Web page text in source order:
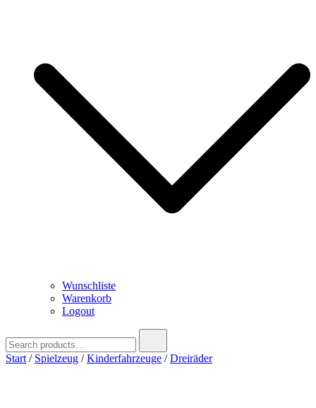
Wunschliste
Warenkorb
Logout
for:
Start / Spielzeug /Kinderfahrzeuge /Dreiräder